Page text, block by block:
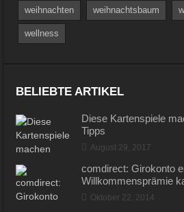
weihnachten weihnachtsbaum
wellness
BELIEBTE ARTIKEL
Diese Kartenspiele
Tipps
August 29, 2017
comdirect: Girokonto
Willkommensprämie
Oktober 22, 2014